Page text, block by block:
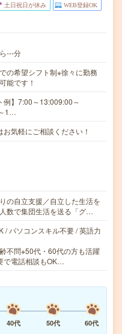
土日祝日が休み WEB登録OK
---分
の希望シフト制※徐々に勤務
能です！
】7:00～13:009:00～
1…
気軽にご相談ください！
の自立支援／自立した生活を
数で集団生活を送る「グ…
/ パソコンスキル不要 / 英語力
不問※50代・60代の方も活躍
で電話相談もOK…
40代 50代
60代